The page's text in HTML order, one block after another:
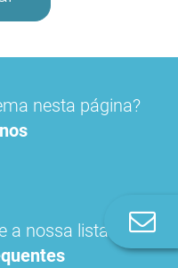
nesta página?
a nossa lista de